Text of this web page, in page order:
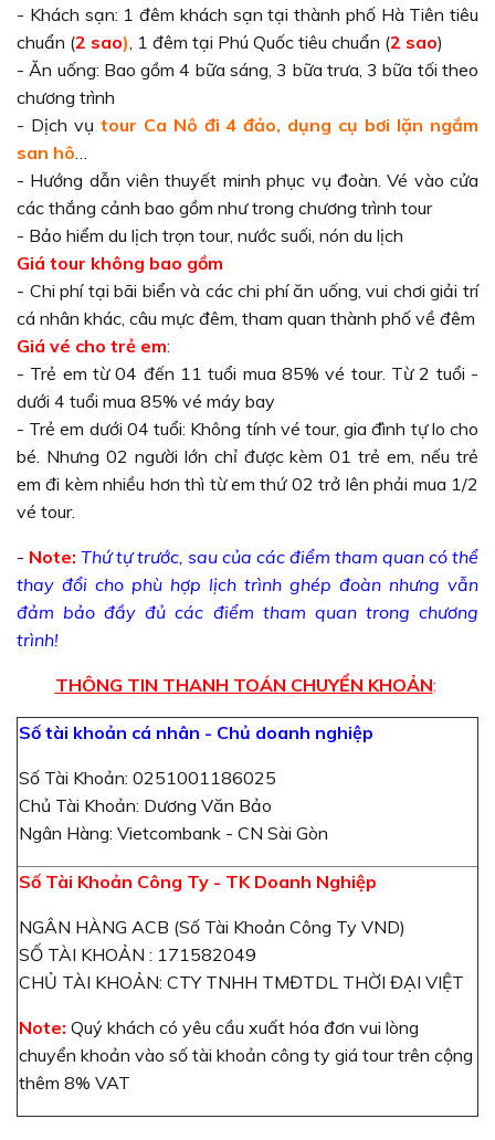
- Khách sạn: 1 đêm khách sạn tại thành phố Hà Tiên tiêu
chuẩn (2 sao) , 1 đêm tại Phú Quốc tiêu chuẩn (2 sao)
- Ăn uống: Bao gồm 4 bữa sáng, 3 bữa trưa, 3 bữa tối theo
chương trình
- Dịch vụ tour Ca Nô đi 4 đảo, dụng cụ bơi lặn ngắm
san hô
- Hướng dẫn viên thuyết minh phục vụ đoàn. Vé vào cửa
các thắng cảnh bao gồm như trong chương trình tour
- Bảo hiểm du lịch trọn tour, nước suối, nón du lịch
Giá tour không bao gồm
- Chi phí tại bãi biển và các chi phí ăn uống, vui chơi giải trí
cá nhân khác, câu mực đêm, tham quan thành phố về đêm
Giá vé cho trẻ em:
- Trẻ em từ 04 đến 11 tuổi mua 85% vé tour. Từ 2 tuổi -
dưới 4 tuổi mua 85% vé máy bay
- Trẻ em dưới 04 tuổi: Không tính vé tour, gia đình tự lo cho
bé. Nhưng 02 người lớn chỉ được kèm 01 trẻ em, nếu trẻ
em đi kèm nhiều hơn thì từ em thứ 02 trở lên phải mua 1/2
vé tour.
- Note: Thứ tự trước, sau của các điểm tham quan có thể
thay đổi cho phù hợp lịch trình ghép đoàn nhưng vẫn
đảm bảo đầy đủ các điểm tham quan trong chương
trình!
THÔNG TIN THANH TOÁN CHUYỂN KHOẢN:
Số tài khoản cá nhân - Chủ doanh nghiệp
Số Tài Khoản: 0251001186025
Chủ Tài Khoản: Dương Văn Bảo
Ngân Hàng: Vietcombank - CN Sài Gòn
Số Tài Khoản Công Ty - TK Doanh Nghiệp
NGÂN HÀNG ACB (Số Tài Khoản Công Ty VND)
SỐ TÀI KHOẢN : 171582049
CHỦ TÀI KHOẢN: CTY TNHH TMĐTDL THỜI ĐẠI VIỆT
Note: Quý khách có yêu cầu xuất hóa đơn vui lòng
chuyển khoản vào số tài khoản công ty giá tour trên cộng
thêm 8% VAT